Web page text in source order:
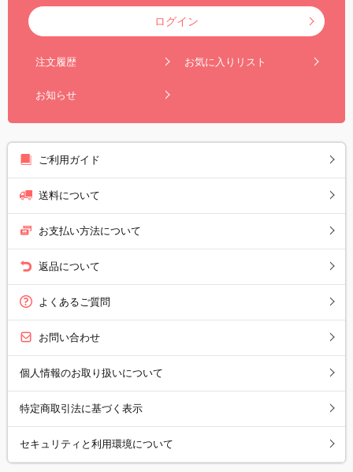
ログイン
注文履歴 お気に入りリスト
お知らせ
ご利用ガイド
送料について
お支払い方法について
返品について
よくあるご質問
お問い合わせ
個人情報のお取り扱いについて
特定商取引法に基づく表示
セキュリティと利用環境について